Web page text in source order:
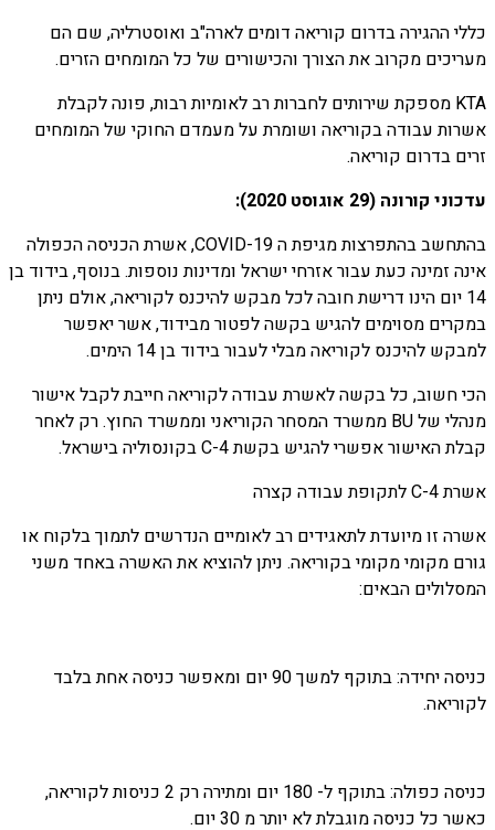
כללי ההגירה בדרום קוריאה דומים לארה"ב ואוסטרליה, שם הם
מעריכים מקרוב את הצורך והכישורים של כל המומחים הזרים.
KTA מספקת שירותים לחברות רב לאומיות רבות, פונה לקבלת
אשרות עבודה בקוריאה ושומרת על מעמדם החוקי של המומחים
זרים בדרום קוריאה.
עדכוני קורונה (29 אוגוסט 2020):
בהתחשב בהתפרצות מגיפת ה COVID-19, אשרת הכניסה הכפולה
אינה זמינה כעת עבור אזרחי ישראל ומדינות נוספות. בנוסף, בידוד בן
14 יום הינו דרישת חובה לכל מבקש להיכנס לקוריאה, אולם ניתן
במקרים מסוימים להגיש בקשה לפטור מבידוד, אשר יאפשר
למבקש להיכנס לקוריאה מבלי לעבור בידוד בן 14 הימים.
הכי חשוב, כל בקשה לאשרת עבודה לקוריאה חייבת לקבל אישור
מנהלי של BU ממשרד המסחר הקוריאני וממשרד החוץ. רק לאחר
קבלת האישור אפשרי להגיש בקשת C-4 בקונסוליה בישראל.
אשרת C-4 לתקופת עבודה קצרה
אשרה זו מיועדת לתאגידים רב לאומיים הנדרשים לתמוך בלקוח או
גורם מקומי מקומי בקוריאה. ניתן להוציא את האשרה באחד משני
המסלולים הבאים:
כניסה יחידה: בתוקף למשך 90 יום ומאפשר כניסה אחת בלבד
לקוריאה.
כניסה כפולה: בתוקף ל- 180 יום ומתירה רק 2 כניסות לקוריאה,
כאשר כל כניסה מוגבלת לא יותר מ 30 יום.